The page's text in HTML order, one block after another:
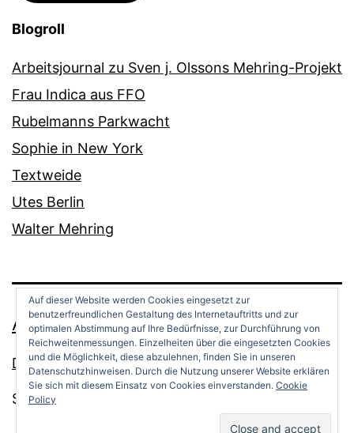
Blogroll
Arbeitsjournal zu Sven j. Olssons Mehring-Projekt
Frau Indica aus FFO
Rubelmanns Parkwacht
Sophie in New York
Textweide
Utes Berlin
Walter Mehring
ANDREAS OPPERMANN
Datenschutz
Stolz präsentiert von
Auf dieser Website werden Cookies eingesetzt zur
benutzerfreundlichen Gestaltung des Internetauftritts und zur
optimalen Abstimmung auf Ihre Bedürfnisse, zur Durchführung von
Reichweitenmessungen. Einzelheiten über die eingesetzten Cookies
und die Möglichkeit, diese abzulehnen, finden Sie in unseren
Datenschutzhinweisen. Durch die Nutzung unserer Website erklären
Sie sich mit diesem Einsatz von Cookies einverstanden. Cookie
Policy